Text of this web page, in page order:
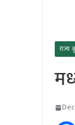
राज्य